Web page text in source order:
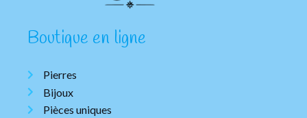
Boutique en ligne
Pierres
Bijoux
Pièces uniques